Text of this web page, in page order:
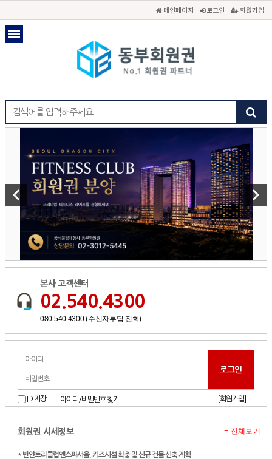
메인페이지 로그인 회원가입
keyboard_arrow_left keyboard_arrow_right
본사 고객센터
02.540.4300
080.540.4300 (수신자부담 전화)
ID 저장 아이디/비밀번호 찾기 [회원가입]
회원권 시세정보
* 반얀트리클럽앤스파서울, 키즈시설 확충 및 신규 건물 신축 계획
+ 전체보기